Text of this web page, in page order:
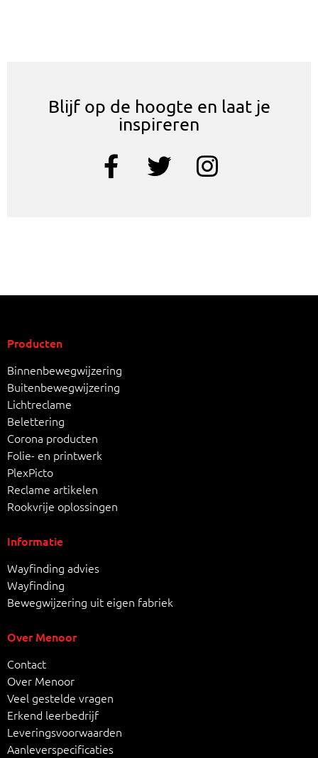
Blijf op de hoogte en laat je
inspireren
Producten
Binnenbewegwijzering
Buitenbewegwijzering
Lichtreclame
Belettering
Corona producten
Folie- en printwerk
PlexPicto
Reclame artikelen
Rookvrije oplossingen
Informatie
Wayfinding advies
Wayfinding
Bewegwijzering uit eigen fabriek
Over Menoor
Contact
Over Menoor
Veel gestelde vragen
Erkend leerbedrijf
Leveringsvoorwaarden
Aanleverspecificaties